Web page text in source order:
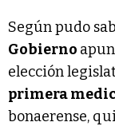
Según pudo
Gobierno
elección
primera
bonaerense,